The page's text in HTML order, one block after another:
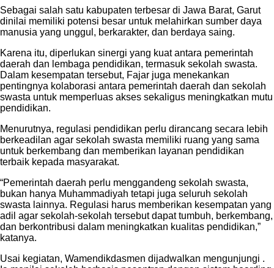
dinilai memiliki potensi besar untuk melahirkan sumber daya
manusia yang unggul, berkarakter, dan berdaya saing.
daerah dan lembaga pendidikan, termasuk sekolah swasta.
Dalam kesempatan tersebut, Fajar juga menekankan
pentingnya kolaborasi antara pemerintah daerah dan sekolah
swasta untuk memperluas akses sekaligus meningkatkan mutu
pendidikan.
berkeadilan agar sekolah swasta memiliki ruang yang sama
untuk berkembang dan memberikan layanan pendidikan
terbaik kepada masyarakat.
bukan hanya Muhammadiyah tetapi juga seluruh sekolah
swasta lainnya. Regulasi harus memberikan kesempatan yang
adil agar sekolah-sekolah tersebut dapat tumbuh, berkembang,
dan berkontribusi dalam meningkatkan kualitas pendidikan,”
katanya.
Ia menilai sekolah berbasis pesantren dengan sistem boarding